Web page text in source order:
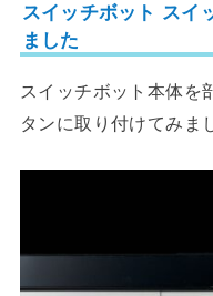
スイッチボット スイ
ました
スイッチボット本体を
タンに取り付けてみま